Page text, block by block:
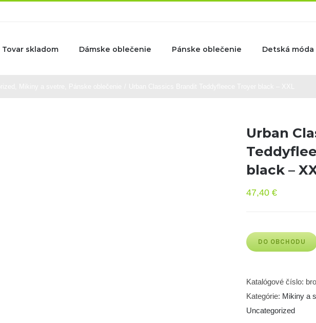
Tovar skladom Dámske oblečenie Pánske oblečenie Detská móda
Urban
black –
47,40€
DO OBCHODU
Katalógové číslo:
Kategórie: Mikiny a
Uncategorized